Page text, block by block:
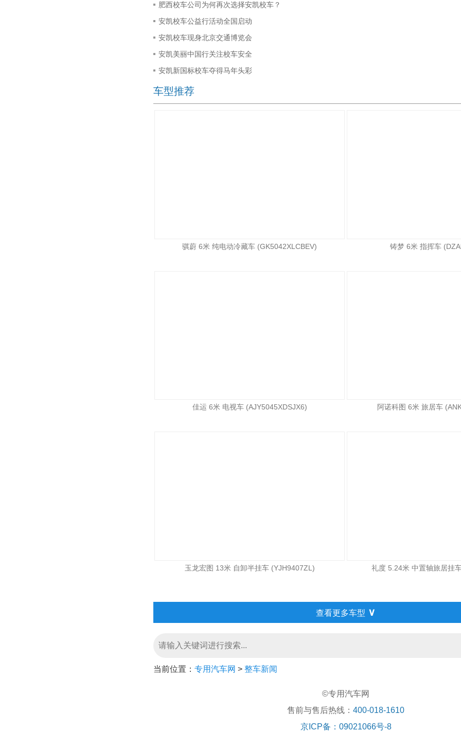
肥西校车公司为何再次选择安凯校车？
安凯校车公益行活动全国启动
安凯校车现身北京交通博览会
安凯美丽中国行关注校车安全
安凯新国标校车夺得马年头彩
车型推荐
骐蔚 6米 纯电动冷藏车 (GK5042XLCBEV) 铸梦 6米 指挥车
佳运 6米 电视车 (AJY5045XDSJX6) 阿诺科图 6米 旅居车
玉龙宏图 13米 自卸半挂车 (YJH9407ZL) 礼度 5.24米 中置轴旅居挂
查看更多车型 ∨
当前位置： 专用汽车网 > 整车新闻
©专用汽车网
售前与售后热线： 400-018-1610
京ICP备：09021066号-8